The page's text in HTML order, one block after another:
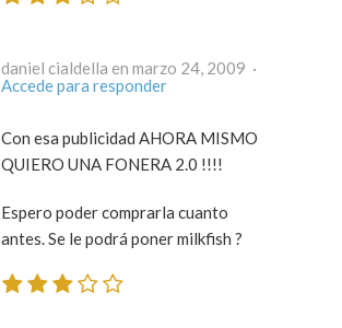
daniel cialdella en marzo 24, 2009 ·
Accede para responder
Con esa publicidad AHORA MISMO
QUIERO UNA FONERA 2.0 !!!!
Espero poder comprarla cuanto
antes. Se le podrá poner milkfish ?